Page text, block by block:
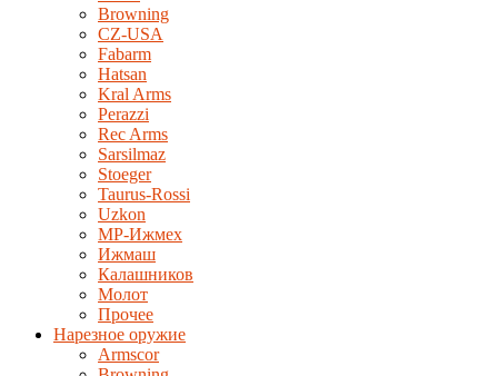
Browning
CZ-USA
Fabarm
Hatsan
Kral Arms
Perazzi
Rec Arms
Sarsilmaz
Stoeger
Taurus-Rossi
Uzkon
MP-Ижмех
Ижмаш
Калашников
Молот
Прочее
Нарезное оружие
Armscor